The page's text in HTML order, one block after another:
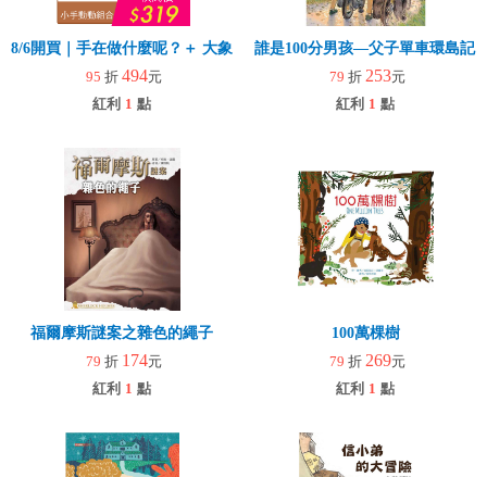
8/6開買｜手在做什麼呢？＋ 大象拉拉樂(玩具)
95 折 494元
紅利 1 點
誰是100分男孩—父子單車環島記
79 折 253元
紅利 1 點
福爾摩斯謎案之雜色的繩子
79 折 174元
紅利 1 點
100萬棵樹
79 折 269元
紅利 1 點